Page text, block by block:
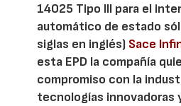
14025 Tipo III para el
automático de estado
siglas en inglés) Sace
esta EPD la compañía
compromiso con la
tecnologías innovadoras